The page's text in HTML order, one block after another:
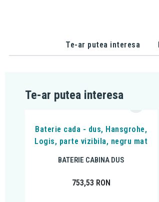
Te-ar putea interesa
Te-ar putea interesa
Baterie cada - dus, Hansgrohe,
Logis, parte vizibila, negru mat
BATERIE CABINA DUS
753,53 RON